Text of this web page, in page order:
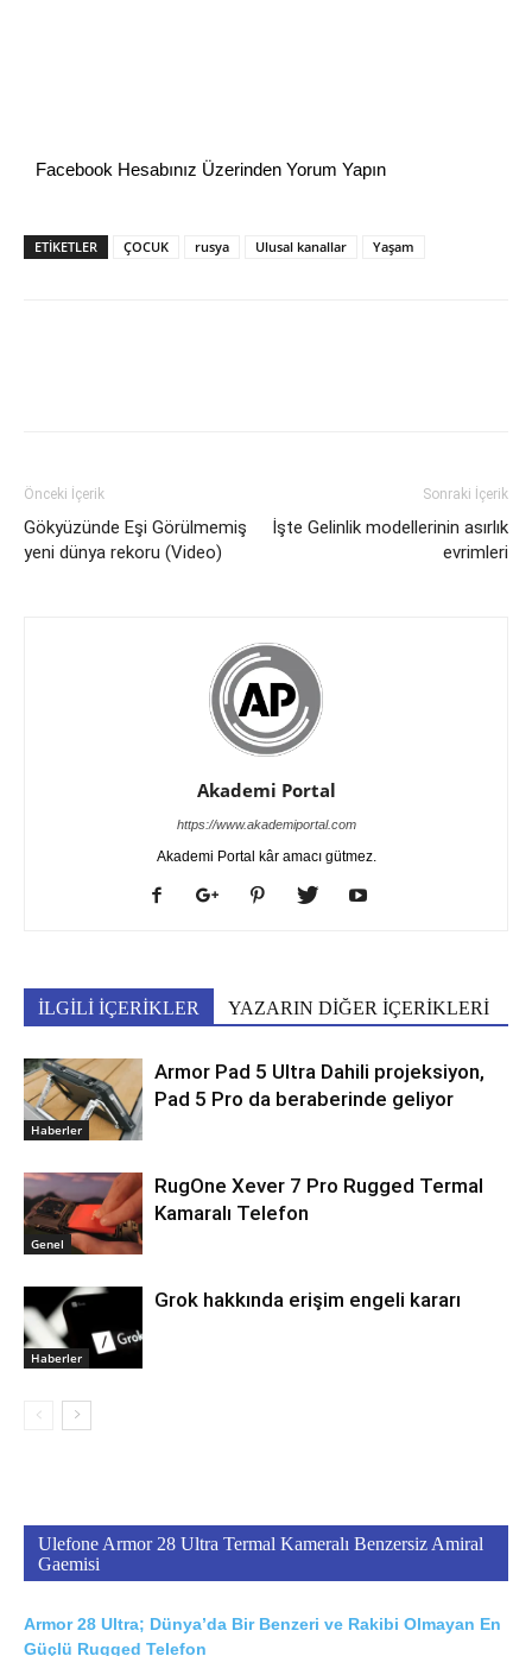
Facebook Hesabınız Üzerinden Yorum Yapın
ETİKETLER ÇOCUK rusya Ulusal kanallar Yaşam
Önceki İçerik
Gökyüzünde Eşi Görülmemiş
yeni dünya rekoru (Video)
Sonraki İçerik
İşte Gelinlik modellerinin asırlık
evrimleri
Akademi Portal
https://www.akademiportal.com
Akademi Portal kâr amacı gütmez.
İLGİLİ İÇERİKLER YAZARIN DİĞER İÇERİKLERİ
Haberler
Armor Pad 5 Ultra Dahili projeksiyon,
Pad 5 Pro da beraberinde geliyor
Genel
RugOne Xever 7 Pro Rugged Termal
Kamaralı Telefon
Haberler
Grok hakkında erişim engeli kararı
Ulefone Armor 28 Ultra Termal Kameralı Benzersiz Amiral
Gaemisi
Armor 28 Ultra; Dünya’da Bir Benzeri ve Rakibi Olmayan En
Güçlü Rugged Telefon